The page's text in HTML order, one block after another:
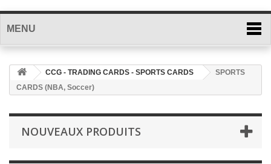
MENU
CCG - TRADING CARDS - SPORTS CARDS
SPORTS
CARDS (NBA, Soccer)
NOUVEAUX PRODUITS